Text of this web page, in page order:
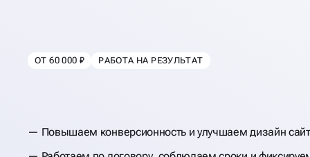
САЙТОВ В
ОТ 60 000 ₽ РАБОТА НА РЕЗУЛЬТАТ
Повышаем конверсионность и улучшаем дизайн